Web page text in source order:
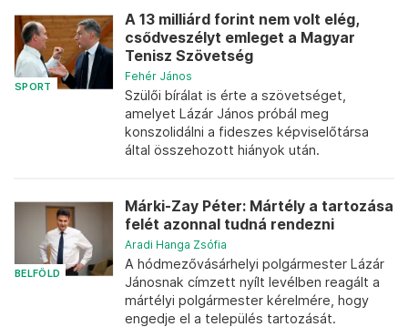
SPORT
A 13 milliárd forint nem volt elég,
csődveszélyt emleget a Magyar
Tenisz Szövetség
Fehér János
Szülői bírálat is érte a szövetséget,
amelyet Lázár János próbál meg
konszolidálni a fideszes képviselőtársa
által összehozott hiányok után.
BELFÖLD
Márki-Zay Péter: Mártély a tartozása
felét azonnal tudná rendezni
Aradi Hanga Zsófia
A hódmezővásárhelyi polgármester Lázár
Jánosnak címzett nyílt levélben reagált a
mártélyi polgármester kérelmére, hogy
engedje el a település tartozását.